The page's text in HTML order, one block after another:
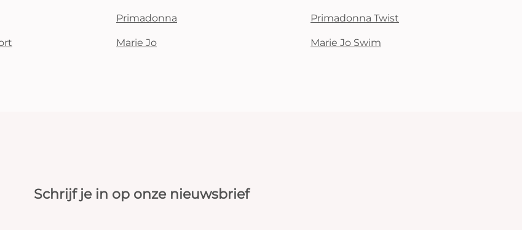
Primadonna Primadonna Twist
Marie Jo Marie Jo Swim
Schrijf je in op onze nieuwsbrief